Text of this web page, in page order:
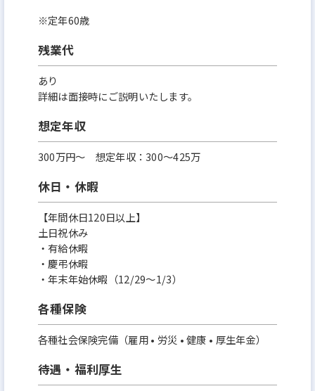
※定年60歳
残業代
あり
詳細は面接時にご説明いたします。
想定年収
300万円〜 想定年収：300～425万
休日・休暇
【年間休日120日以上】
土日祝休み
・有給休暇
・慶弔休暇
・年末年始休暇（12/29～1/3）
各種保険
各種社会保険完備（雇用 • 労災 • 健康 • 厚生年金）
待遇・福利厚生